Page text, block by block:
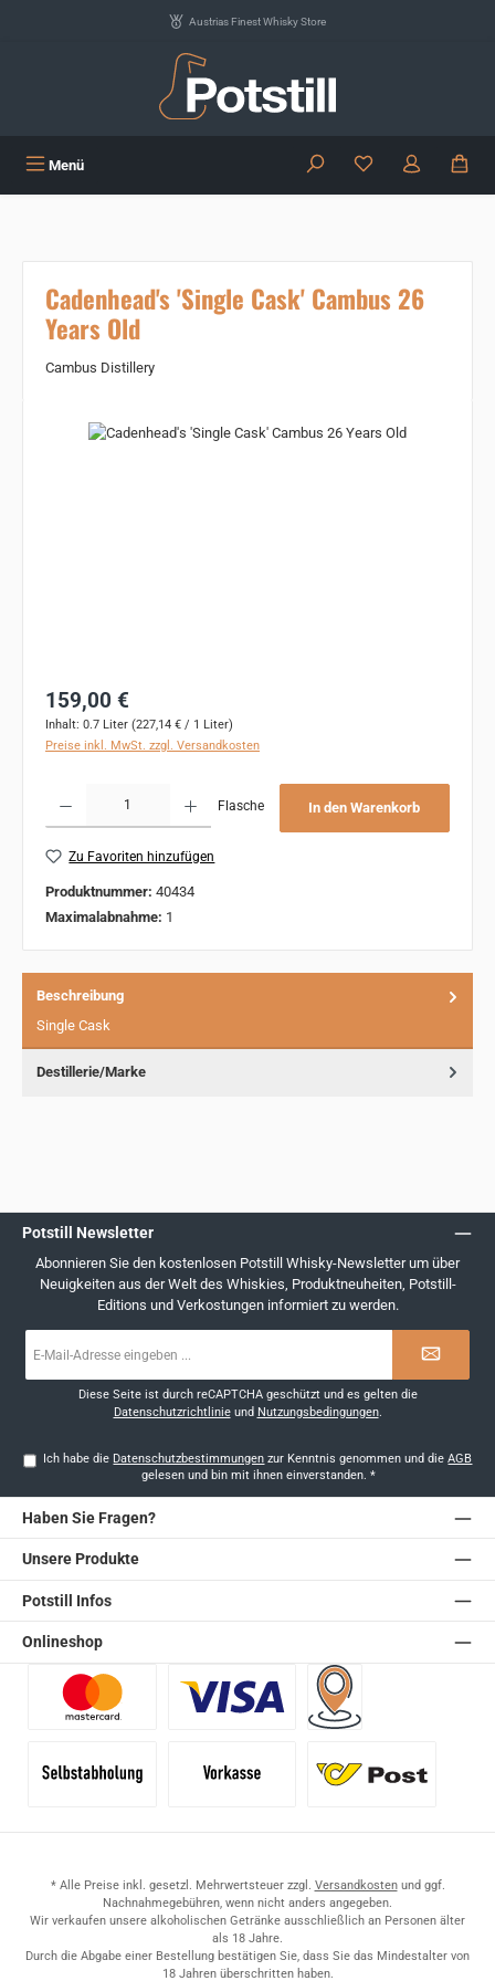
Austrias Finest Whisky Store
Menü Du hast 0
Cadenhead's 'Single Cask' Cambus 26
Years Old
Cambus Distillery
Bildergalerie überspringen
Regulärer Preis:
159,00 €
Inhalt: 0.7 Liter (227,14 € / 1 Liter)
Preise inkl. MwSt. zzgl. Versandkosten
Flasche In den Warenkorb
Zu Favoriten hinzufügen
Produktnummer: 40434
Maximalabnahme: 1
Beschreibung
Single Cask
Destillerie/Marke
Potstill Newsletter
Abonnieren Sie den kostenlosen Potstill Whisky-Newsletter um über
Neuigkeiten aus der Welt des Whiskies, Produktneuheiten, Potstill-
Editions und Verkostungen informiert zu werden.
Mail-
Diese Seite ist durch reCAPTCHA geschützt und es gelten die
Datenschutzrichtlinieund Nutzungsbedingungen.
Ich habe die Datenschutzbestimmungen zur Kenntnis genommen und dieAGB
gelesen und bin mit ihnen einverstanden. *
Haben Sie Fragen?
Unsere Produkte
Potstill Infos
Onlineshop
* Alle Preise inkl. gesetzl. Mehrwertsteuer zzgl. Versandkostenund ggf.
Nachnahmegebühren, wenn nicht anders angegeben.
Wir verkaufen unsere alkoholischen Getränke ausschließlich an Personen älter
als 18 Jahre.
Durch die Abgabe einer Bestellung bestätigen Sie, dass Sie das Mindestalter von
18 Jahren überschritten haben.